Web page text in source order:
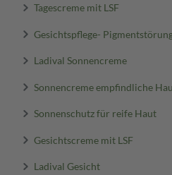
Tagescreme mit LSF
Gesichtspflege-
Ladival Sonnencreme
Sonnencreme empfindliche
Sonnenschutz für reife Haut
Gesichtscreme mit LSF
Ladival Gesicht